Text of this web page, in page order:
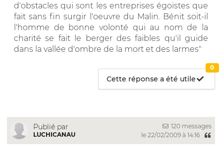
d'obstacles qui sont les entreprises égoïstes que
fait sans fin surgir l'oeuvre du Malin. Bénit soit-il
l'homme de bonne volonté qui au nom de la
charité se fait le berger des faibles qu'il guide
dans la vallée d'ombre de la mort et des larmes"
Cette réponse a été utile
0
Publié par
LUCHICANAU
120 messages
le 22/02/2009 à 14:16